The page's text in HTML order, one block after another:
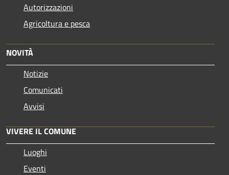
Autorizzazioni
Agricoltura e pesca
NOVITÀ
Notizie
Comunicati
Avvisi
VIVERE IL COMUNE
Luoghi
Eventi